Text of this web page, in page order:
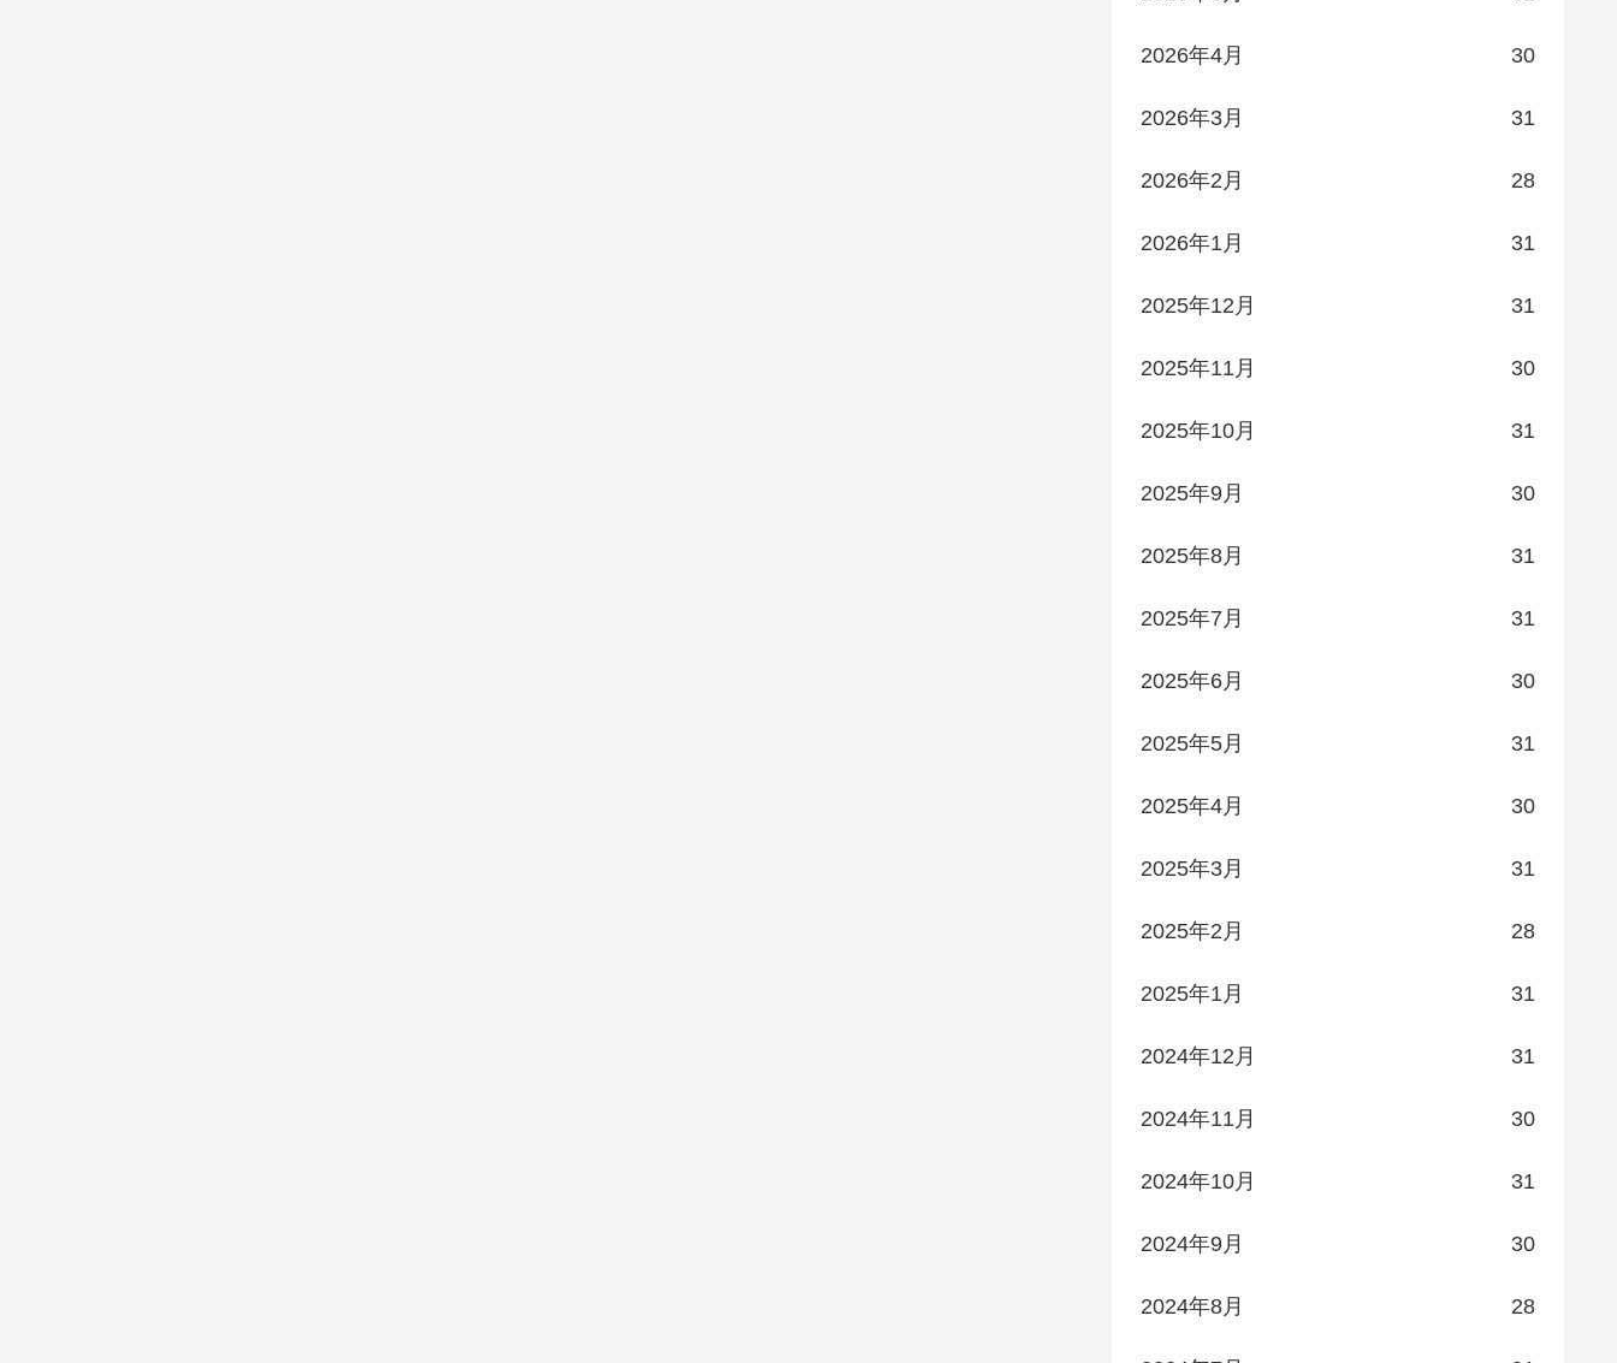
2026年4月 30
2026年3月 31
2026年2月 28
2026年1月 31
2025年12月 31
2025年11月 30
2025年10月 31
2025年9月 30
2025年8月 31
2025年7月 31
2025年6月 30
2025年5月 31
2025年4月 30
2025年3月 31
2025年2月 28
2025年1月 31
2024年12月 31
2024年11月 30
2024年10月 31
2024年9月 30
2024年8月 28